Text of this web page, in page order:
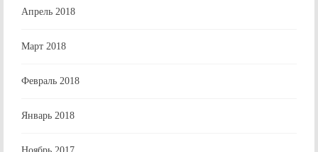
Апрель 2018
Март 2018
Февраль 2018
Январь 2018